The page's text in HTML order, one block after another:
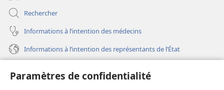
Paramètres de confidentialité
Rechercher
Informations à l’intention des médecins
Informations à l’intention des représentants de l’État